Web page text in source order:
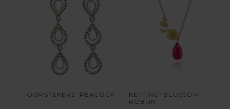
OORSTEKERS ‘PEACOCK’
KETTING ‘BLOSSOM’
ROBIJN